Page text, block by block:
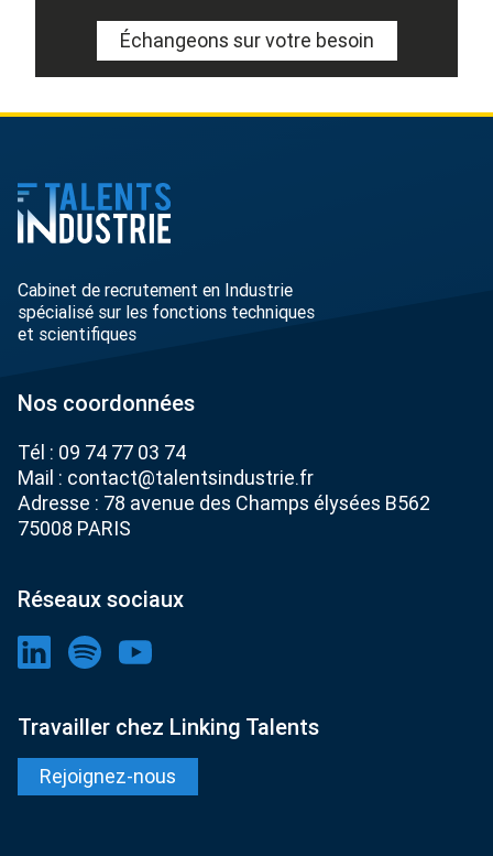
Échangeons sur votre besoin
Cabinet de recrutement en Industrie
spécialisé sur les fonctions techniques
et scientifiques
Nos coordonnées
Tél : 09 74 77 03 74
Mail : contact@talentsindustrie.fr
Adresse : 78 avenue des Champs élysées B562
75008 PARIS
Réseaux sociaux
Travailler chez Linking Talents
Rejoignez-nous